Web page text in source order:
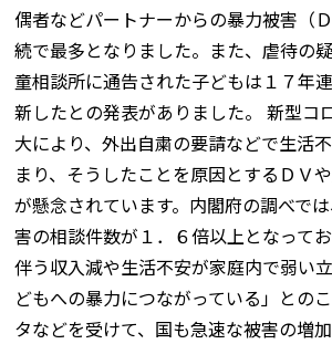
偶者などパートナーからの暴力被害（
続で最多となりました。また、虐待の
童相談所に通告された子どもは１７年
新したとの発表がありました。 新型コ
大により、外出自粛の要請などで生活
まり、そうしたことを原因とするＤＶ
が懸念されています。内閣府の調べで
害の相談件数が１．６倍以上となって
伴う収入減や生活不安が家庭内で弱い
どもへの暴力につながっている」との
タなどを受けて、国も急速な被害の増